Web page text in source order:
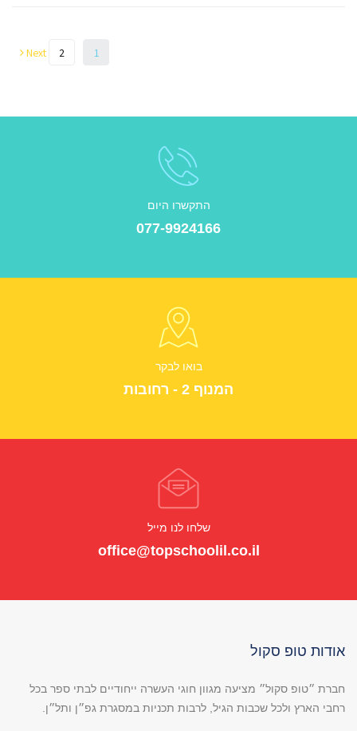
1
2
Next
התקשרו היום
077-9924166
בואו לבקר
המנוף 2 - רחובות
שלחו לנו מייל
office@topschoolil.co.il
אודות טופ סקול
חברת ״טופ סקול״ מציעה מגוון חוגי העשרה ייחודיים לבתי ספר בכל
רחבי הארץ ולכל שכבות הגיל, לרבות תכניות במסגרת גפ״ן ותל״ן.